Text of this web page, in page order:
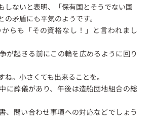
しないと表明、「保有国とそうでない国
の矛盾にも平気のようです。
らも「その資格なし！」と言われまし
が起きる前にこの輪を広めるように回り
ね。小さくても出来ることを。
に葬儀があり、午後は造船団地組合の総
、問い合わせ事項への対応などでしょう